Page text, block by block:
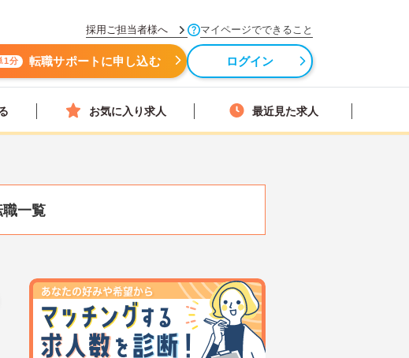
採用ご担当者様へ マイページでできること
1分 転職サポートに申し込む ログイン
お気に入り求人 最近見た求人
一覧